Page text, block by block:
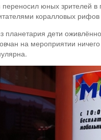
юных зрителей
коралловых
планетария дети
на мероприятии